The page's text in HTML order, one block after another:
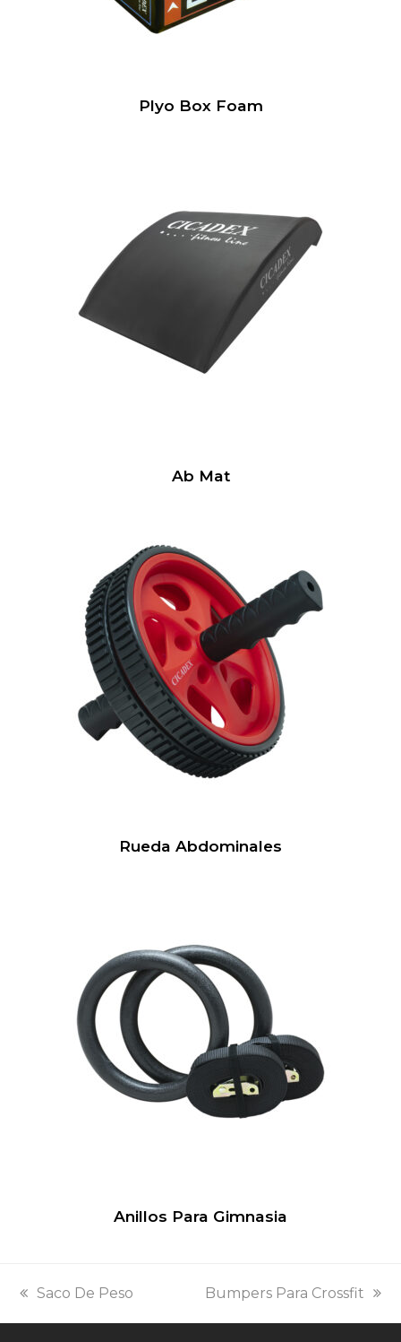
Plyo Box Foam
Ab Mat
Rueda Abdominales
Anillos Para Gimnasia
previous
Saco De Peso
next
Bumpers Para Crossfit